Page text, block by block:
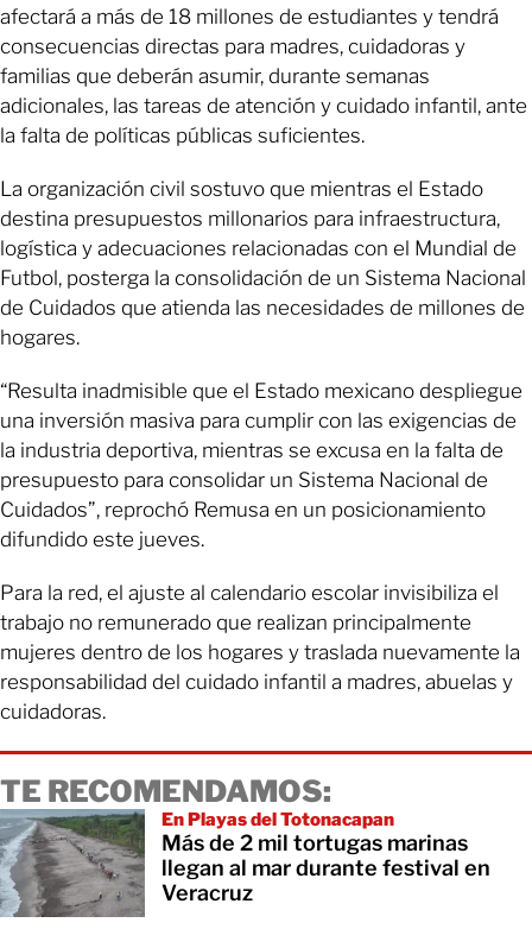
afectará a más de 18 millones de estudiantes y tendrá
consecuencias directas para madres, cuidadoras y
familias que deberán asumir, durante semanas
adicionales, las tareas de atención y cuidado infantil, ante
la falta de políticas públicas suficientes.
La organización civil sostuvo que mientras el Estado
destina presupuestos millonarios para infraestructura,
logística y adecuaciones relacionadas con el Mundial de
Futbol, posterga la consolidación de un Sistema Nacional
de Cuidados que atienda las necesidades de millones de
hogares.
“Resulta inadmisible que el Estado mexicano despliegue
una inversión masiva para cumplir con las exigencias de
la industria deportiva, mientras se excusa en la falta de
presupuesto para consolidar un Sistema Nacional de
Cuidados”, reprochó Remusa en un posicionamiento
difundido este jueves.
Para la red, el ajuste al calendario escolar invisibiliza el
trabajo no remunerado que realizan principalmente
mujeres dentro de los hogares y traslada nuevamente la
responsabilidad del cuidado infantil a madres, abuelas y
cuidadoras.
TE RECOMENDAMOS:
En Playas del Totonacapan
Más de 2 mil tortugas marinas
llegan al mar durante festival en
Veracruz